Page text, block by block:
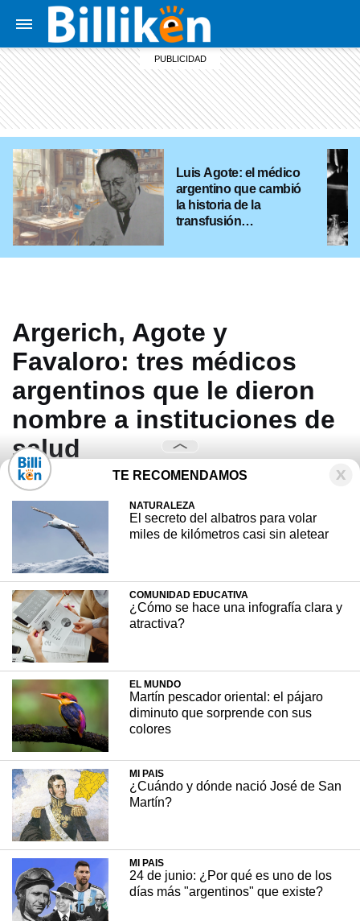
Luis Agote: el médico
argentino que cambió
la historia de la
transfusión
Argerich, Agote y
Favaloro: tres médicos
argentinos que le dieron
nombre a instituciones de
salud
Cosme Argerich, Luis Agote y René Favaloro
han contribuido al avance de la medicina con
distintos desarrollos y descubrimientos
importantes. Entre ellos se encuentran, la
importancia de las vacunas, el método de
transfusión de sangre y el bypass de corazón.
+ INTERESANTE
TE RECOMENDAMOS
NATURALEZA
El secreto del albatros para volar
miles de kilómetros casi sin aletear
COMUNIDAD EDUCATIVA
¿Cómo se hace una infografía clara y
atractiva?
EL MUNDO
Martín pescador oriental: el pájaro
diminuto que sorprende con sus
colores
MI PAIS
¿Cuándo y dónde nació José de San
Martín?
MI PAIS
24 de junio: ¿Por qué es uno de los
días más "argentinos" que existe?